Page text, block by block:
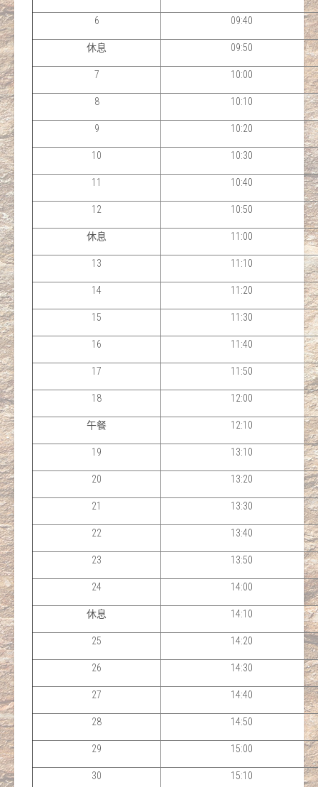
6 09:40
休息 09:50
7 10:00
8 10:10
9 10:20
10 10:30
11 10:40
12 10:50
休息 11:00
13 11:10
14 11:20
15 11:30
16 11:40
17 11:50
18 12:00
午餐 12:10
19 13:10
20 13:20
21 13:30
22 13:40
23 13:50
24 14:00
休息 14:10
25 14:20
26 14:30
27 14:40
28 14:50
29 15:00
30 15:10